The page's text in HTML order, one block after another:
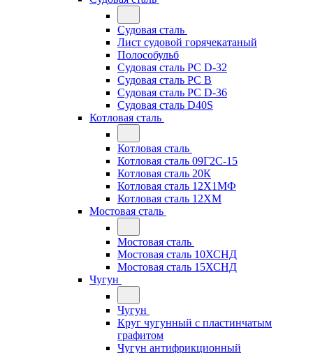
Судовая сталь
Лист судовой горячекатаный
Полособульб
Судовая сталь РС D-32
Судовая сталь РС В
Судовая сталь РС D-36
Судовая сталь D40S
Котловая сталь
Котловая сталь
Котловая сталь 09Г2С-15
Котловая сталь 20К
Котловая сталь 12Х1МФ
Котловая сталь 12ХМ
Мостовая сталь
Мостовая сталь
Мостовая сталь 10ХСНД
Мостовая сталь 15ХСНД
Чугун
Чугун
Круг чугунный с пластинчатым
графитом
Чугун антифрикционный